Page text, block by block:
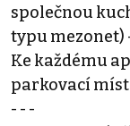
společnou
typu mezonet)
Ke každému
parkovací
- - -